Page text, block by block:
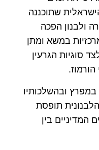
שתוכננה
ולבנון הפכה
במשא ומתן
סוגיות הגרעין
ובהשלכותיו
תופסת
המדיניים בין